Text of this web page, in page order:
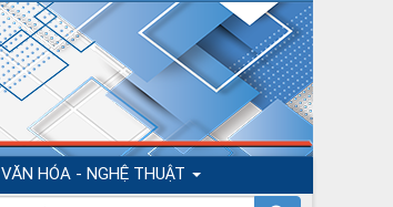
VĂN HÓA - NGHỆ THUẬT